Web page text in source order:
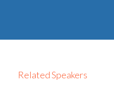
Related Speakers